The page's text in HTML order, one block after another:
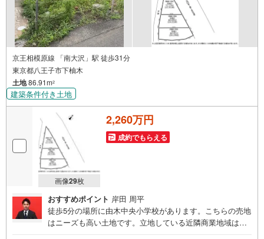
京王相模原線 「南大沢」駅 徒歩31分
東京都八王子市下柚木
土地86.91m2
建築条件付き土地
画像29枚
2,260万円
成約でもらえる
おすすめポイント 岸田 周平
徒歩5分の場所に由木中央小学校があります。こちらの売地
はニーズも高い土地です。立地している近隣商業地域は、